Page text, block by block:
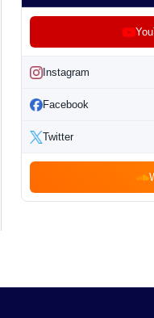
Instagram
Facebook
Twitter